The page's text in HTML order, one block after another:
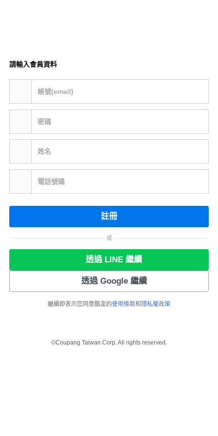
請輸入會員資料
帳號(email)
密碼
姓名
電話號碼
註冊
或
透過 LINE 繼續
透過 Google 繼續
繼續即表示您同意酷澎的使用條款和 隱私權政策
©Coupang Taiwan Corp. All rights reserved.